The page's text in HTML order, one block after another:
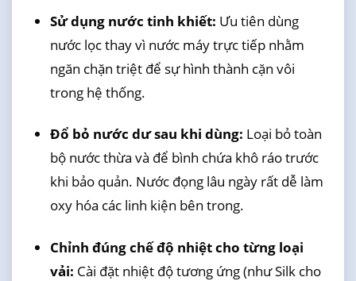
Sử dụng nước tinh khiết: Ưu tiên dùng
nước lọc thay vì nước máy trực tiếp nhằm
ngăn chặn triệt để sự hình thành cặn vôi
trong hệ thống.
Đổ bỏ nước dư sau khi dùng: Loại bỏ toàn
bộ nước thừa và để bình chứa khô ráo trước
khi bảo quản. Nước đọng lâu ngày rất dễ làm
oxy hóa các linh kiện bên trong.
Chỉnh đúng chế độ nhiệt cho từng loại
vải: Cài đặt nhiệt độ tương ứng (như Silk cho